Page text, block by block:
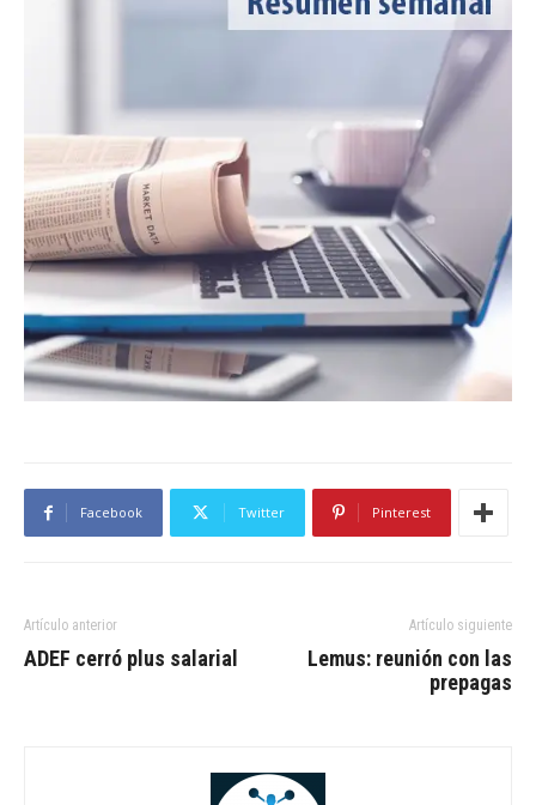
Facebook Twitter Pinterest
Artículo anterior
ADEF cerró plus salarial
Artículo siguiente
Lemus: reunión con las
prepagas